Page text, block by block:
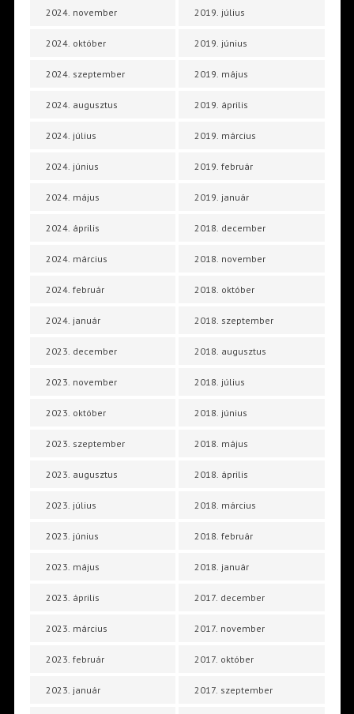
2024. november
2024. október
2024. szeptember
2024. augusztus
2024. július
2024. június
2024. május
2024. április
2024. március
2024. február
2024. január
2023. december
2023. november
2023. október
2023. szeptember
2023. augusztus
2023. július
2023. június
2023. május
2023. április
2023. március
2023. február
2023. január
2019. július
2019. június
2019. május
2019. április
2019. március
2019. február
2019. január
2018. december
2018. november
2018. október
2018. szeptember
2018. augusztus
2018. július
2018. június
2018. május
2018. április
2018. március
2018. február
2018. január
2017. december
2017. november
2017. október
2017. szeptember